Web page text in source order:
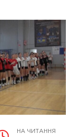
НА ЧИТАННЯ